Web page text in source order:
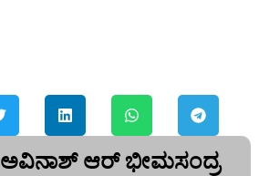
ಅವಿನಾಶ್‌ ಆರ್‌ ಭೀಮಸಂದ್ರ